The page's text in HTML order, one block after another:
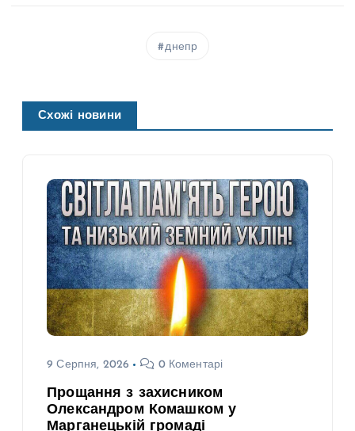
днепр
Схожі новини
9 Серпня, 2026 0 Коментарі
Прощання з захисником
Олександром Комашком у
Марганецькій громаді